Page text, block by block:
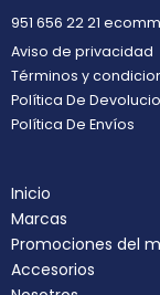
951 656 22 21
Aviso de privacidad
Términos y
Política De
Política De Envíos
Inicio
Marcas
Promociones del
Accesorios